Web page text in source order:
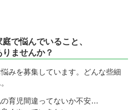
で悩んでいること、
ませんか？
みを募集しています。どんな些細
育児間違ってないか不安…